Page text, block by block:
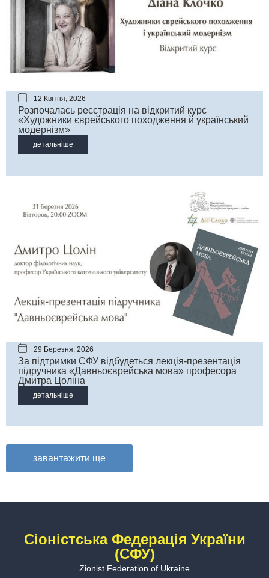
12 Квітня, 2026
Розпочалась реєстрація на відкритий курс
«Художники єврейського походження й український
модернізм»
детальніше
29 Березня, 2026
За підтримки СФУ відбудеться лекція-презентація
підручника «Давньоєврейська мова» професора
Дмитра Цоліна
детальніше
завантажити ще
Сіоністська Федерація України
(СФУ)
Zionist Federation of Ukraine